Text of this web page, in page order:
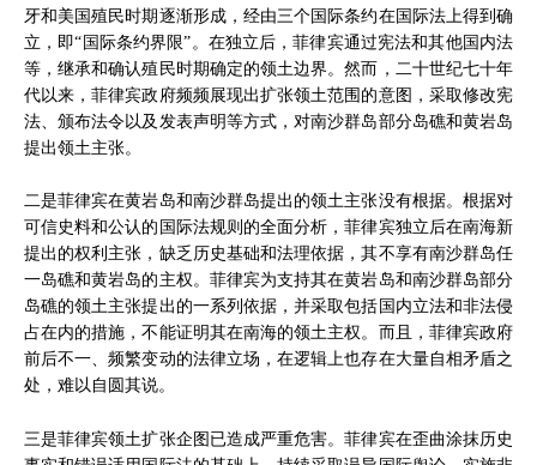
牙和美国殖民时期逐渐形成，经由三个国际条约在国际法上得到确
立，即“国际条约界限”。在独立后，菲律宾通过宪法和其他国内法
等，继承和确认殖民时期确定的领土边界。然而，二十世纪七十年
代以来，菲律宾政府频频展现出扩张领土范围的意图，采取修改宪
法、颁布法令以及发表声明等方式，对南沙群岛部分岛礁和黄岩岛
提出领土主张。
二是菲律宾在黄岩岛和南沙群岛提出的领土主张没有根据。根据对
可信史料和公认的国际法规则的全面分析，菲律宾独立后在南海新
提出的权利主张，缺乏历史基础和法理依据，其不享有南沙群岛任
一岛礁和黄岩岛的主权。菲律宾为支持其在黄岩岛和南沙群岛部分
岛礁的领土主张提出的一系列依据，并采取包括国内立法和非法侵
占在内的措施，不能证明其在南海的领土主权。而且，菲律宾政府
前后不一、频繁变动的法律立场，在逻辑上也存在大量自相矛盾之
处，难以自圆其说。
三是菲律宾领土扩张企图已造成严重危害。菲律宾在歪曲涂抹历史